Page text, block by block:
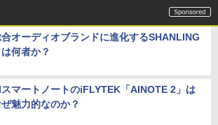
オーディオブランドに進化するSHANLING
は何者か？
マートノートのiFLYTEK「AINOTE 2」は
魅力的なのか？